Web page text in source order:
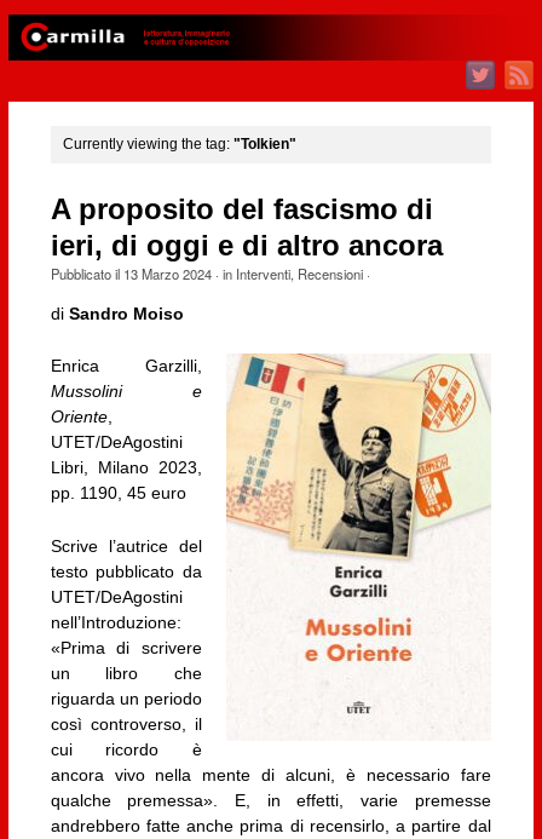
Currently viewing the tag: "Tolkien"
A proposito del fascismo di
ieri, di oggi e di altro ancora
Pubblicato il 13 Marzo 2024· in Interventi, Recensioni·
di Sandro Moiso
Enrica Garzilli,
Mussolini e
Oriente,
UTET/DeAgostini
Libri, Milano 2023,
pp. 1190, 45 euro
Scrive l’autrice del
testo pubblicato da
UTET/DeAgostini
nell’Introduzione:
«Prima di scrivere
un libro che
riguarda un periodo
così controverso, il
cui ricordo è
ancora vivo nella mente di alcuni, è necessario fare
qualche premessa». E, in effetti, varie premesse
andrebbero fatte anche prima di recensirlo, a partire dal